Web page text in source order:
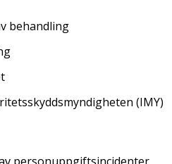
behandling
(IMY)